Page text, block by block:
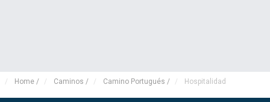
Home / Caminos / Camino Portugués / Hospitalidad